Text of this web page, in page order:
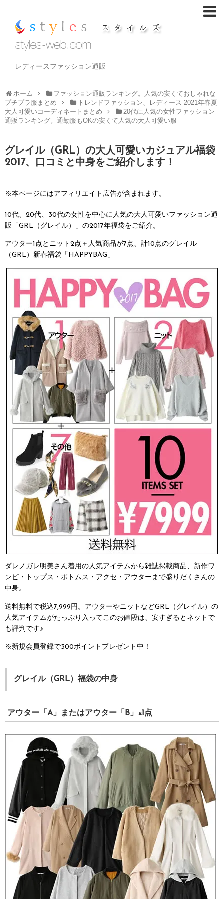
レディースファッション通販
ホーム
ファッション通販ランキング。人気の安くておしゃれな
プチプラ服まとめ
トレンドファッション、レディース 2021年春夏
大人可愛いコーディネートまとめ
20代に人気の女性ファッション
通販ランキング。通勤服もOKの安くて人気の大人可愛い服
グレイル（GRL）の大人可愛いカジュアル福袋
2017、口コミと中身をご紹介します！
※本ページにはアフィリエイト広告が含まれます。
10代、20代、30代の女性を中心に人気の大人可愛いファッション通
販「GRL（グレイル）」の2017年福袋をご紹介。
アウター1点とニット2点＋人気商品が7点、計10点のグレイル
（GRL）新春福袋「HAPPYBAG」
ダレノガレ明美さん着用の人気アイテムから雑誌掲載商品、新作ワ
ンピ・トップス・ボトムス・アクセ・アウターまで盛りだくさんの
中身。
送料無料で税込7,999円。アウターやニットなどGRL（グレイル）の
人気アイテムがたっぷり入ってこのお値段は、安すぎるとネットで
も評判です♪
※新規会員登録で300ポイントプレゼント中！
グレイル（GRL）福袋の中身
アウター「A」またはアウター「B」×1点